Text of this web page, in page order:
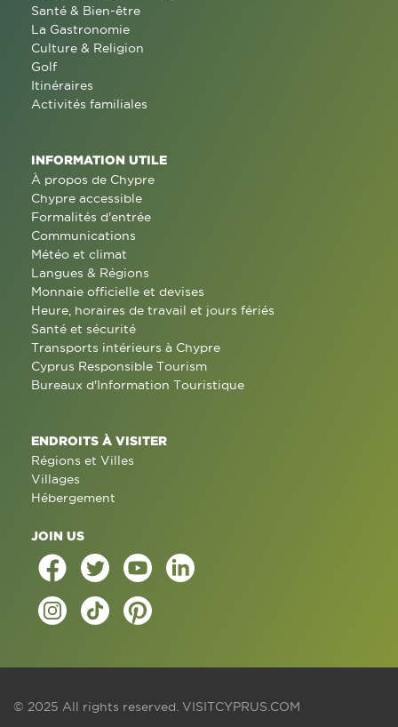
Santé & Bien-être
La Gastronomie
Culture & Religion
Golf
Itinéraires
Activités familiales
INFORMATION UTILE
À propos de Chypre
Chypre accessible
Formalités d'entrée
Communications
Météo et climat
Langues & Régions
Monnaie officielle et devises
Heure, horaires de travail et jours fériés
Santé et sécurité
Transports intérieurs à Chypre
Cyprus Responsible Tourism
Bureaux d'Information Touristique
ENDROITS À VISITER
Régions et Villes
Villages
Hébergement
JOIN US
© 2025 All rights reserved. VISITCYPRUS.COM